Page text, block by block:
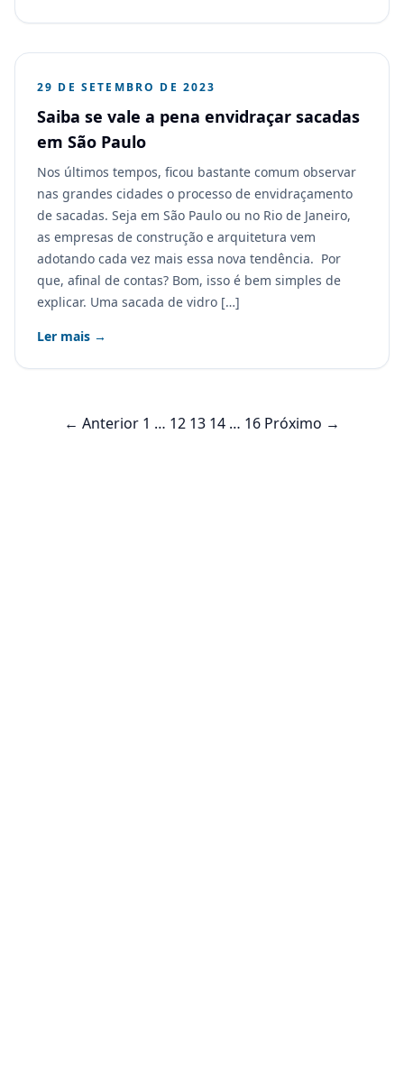
29 DE SETEMBRO DE 2023
Saiba se vale a pena envidraçar sacadas
em São Paulo
Nos últimos tempos, ficou bastante comum observar
nas grandes cidades o processo de envidraçamento
de sacadas. Seja em São Paulo ou no Rio de Janeiro,
as empresas de construção e arquitetura vem
adotando cada vez mais essa nova tendência. Por
que, afinal de contas? Bom, isso é bem simples de
explicar. Uma sacada de vidro […]
Ler mais →
Paginação
← Anterior 1 … 12 13 14 … 16 Próximo →